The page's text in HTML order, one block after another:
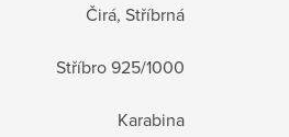
Čirá, Stříbrná
Stříbro 925/1000
Karabina